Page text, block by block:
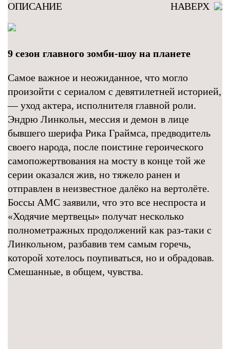
ОПИСАНИЕ НАВЕРХ
9 сезон главного зомби-шоу на планете
Самое важное и неожиданное, что могло
произойти с сериалом с девятилетней историей,
— уход актера, исполнителя главной роли.
Эндрю Линкольн, мессия и демон в лице
бывшего шерифа Рика Граймса, предводитель
своего народа, после поистине героического
самопожертвования на мосту в конце той же
серии оказался жив, но тяжело ранен и
отправлен в неизвестное далёко на вертолёте.
Боссы AMC заявили, что это все неспроста и
«Ходячие мертвецы» получат несколько
полнометражных продолжений как раз-таки с
Линкольном, разбавив тем самым горечь,
которой хотелось поупиваться, но и обрадовав.
Смешанные, в общем, чувства.